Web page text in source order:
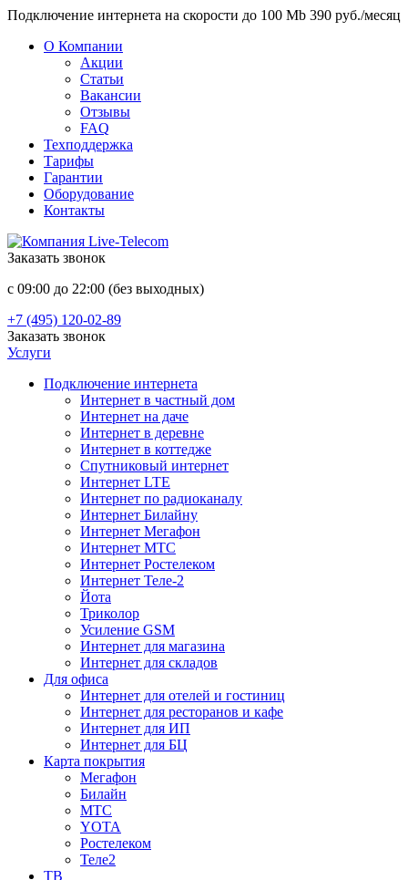
Подключение интернета на скорости до 100 Mb 390 руб./месяц
О Компании
Акции
Статьи
Вакансии
Отзывы
FAQ
Техподдержка
Тарифы
Гарантии
Оборудование
Контакты
Заказать звонок
с 09:00 до 22:00 (без выходных)
+7 (495) 120-02-89
Заказать звонок
Услуги
Подключение интернета
Интернет в частный дом
Интернет на даче
Интернет в деревне
Интернет в коттедже
Спутниковый интернет
Интернет LTE
Интернет по радиоканалу
Интернет Билайну
Интернет Мегафон
Интернет МТС
Интернет Ростелеком
Интернет Теле-2
Йота
Триколор
Усиление GSM
Интернет для магазина
Интернет для складов
Для офиса
Интернет для отелей и гостиниц
Интернет для ресторанов и кафе
Интернет для ИП
Интернет для БЦ
Карта покрытия
Мегафон
Билайн
МТС
YOTA
Ростелеком
Теле2
ТВ